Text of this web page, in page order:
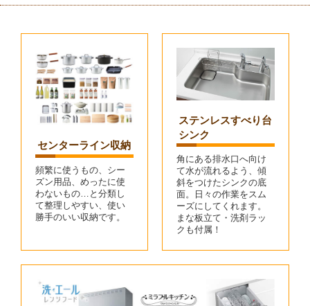
センターライン収納
頻繁に使うもの、シー
ズン用品、めったに使
わないもの…と分類し
て整理しやすい、使い
勝手のいい収納です。
ステンレスすべり台
シンク
角にある排水口へ向け
て水が流れるよう、傾
斜をつけたシンクの底
面。日々の作業をスム
ーズにしてくれます。
まな板立て・洗剤ラッ
クも付属！